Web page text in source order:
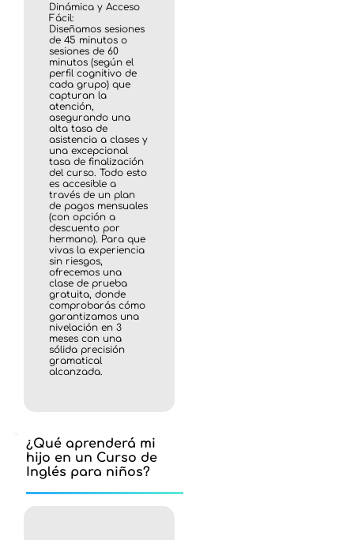
Dinámica y Acceso
Fácil:
Diseñamos sesiones
de 45 minutos o
sesiones de 60
minutos (según el
perfil cognitivo de
cada grupo) que
capturan la
atención,
asegurando una
alta tasa de
asistencia a clases y
una excepcional
tasa de finalización
del curso. Todo esto
es accesible a
través de un plan
de pagos mensuales
(con opción a
descuento por
hermano). Para que
vivas la experiencia
sin riesgos,
ofrecemos una
clase de prueba
gratuita, donde
comprobarás cómo
garantizamos una
nivelación en 3
meses con una
sólida precisión
gramatical
alcanzada.
¿Qué aprenderá mi
hijo en un Curso de
Inglés para niños?